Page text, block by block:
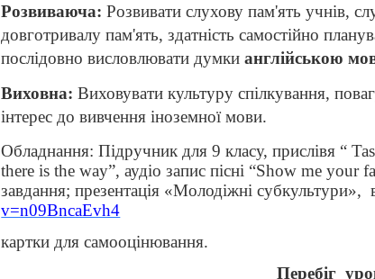
Розвиваюча: Розвивати слухову пам'ять учнів,
довготривалу пам'ять, здатність самостійно
послідовно висловлювати думкианглійською
Виховна: Виховувати культуру спілкування,
інтерес до вивчення іноземної мови.
Обладнання: Підручник для 9 класу, прислівя “
there is the way”,аудіо запис пісні “Show me your
завдання; презентація «Молодіжні субкультури»,
v=n09BncaEvh4
картки для самооцінювання.
Перебіг